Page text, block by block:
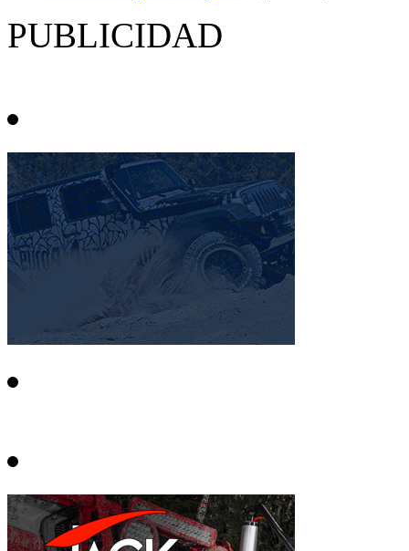
PUBLICIDAD